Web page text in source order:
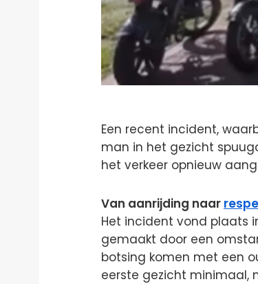
Een recent incident,
man in het gezicht
het verkeer opnieuw
Van aanrijding naar
Het incident vond plaats
gemaakt door een
botsing komen met een
eerste gezicht minimaal,